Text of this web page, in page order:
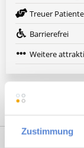
Zustimmung
Treuer
Barrierefrei
Weitere